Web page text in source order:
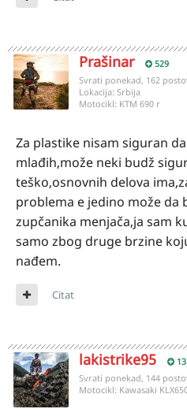
Prašinar 529
Svrati ponekad, 162
Lokacija: Srbija
Motocikl: KTM 690 r
Za plastike nisam siguran
mlađih,može neki budž
teško,osnovnih delova
problema e jedino može da
zupčanika menjača,ja sam
samo zbog druge brzine
nađem.
Citat
lakistrike95
Svrati ponekad, 144
Motocikl: Kawasaki